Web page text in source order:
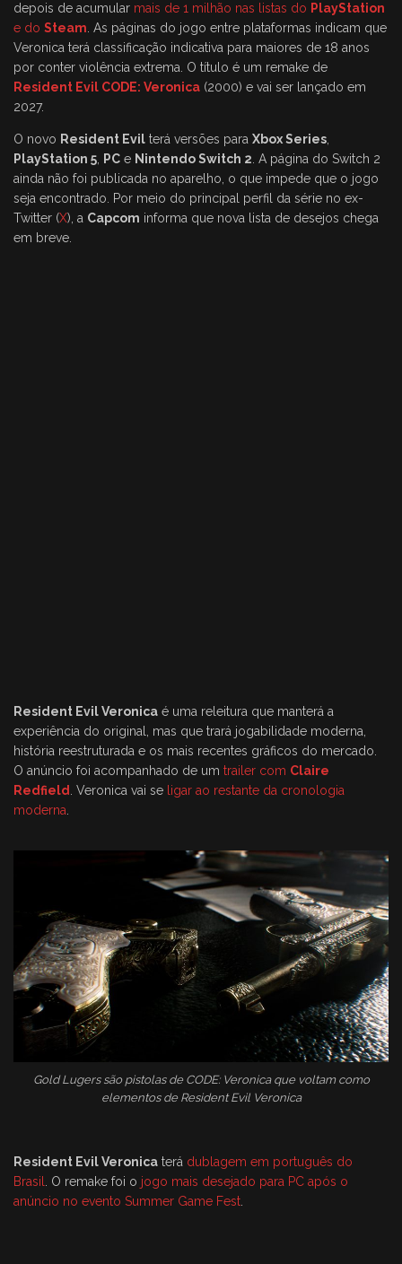
depois de acumular mais de 1 milhão nas listas do PlayStation
e do Steam. As páginas do jogo entre plataformas indicam que
Veronica terá classificação indicativa para maiores de 18 anos
por conter violência extrema. O título é um remake de
Resident Evil CODE: Veronica (2000) e vai ser lançado em
2027.
O novo Resident Evil terá versões para Xbox Series,
PlayStation 5, PC e Nintendo Switch 2. A página do Switch 2
ainda não foi publicada no aparelho, o que impede que o jogo
seja encontrado. Por meio do principal perfil da série no ex-
Twitter (X), a Capcom informa que nova lista de desejos chega
em breve.
Resident Evil Veronica é uma releitura que manterá a
experiência do original, mas que trará jogabilidade moderna,
história reestruturada e os mais recentes gráficos do mercado.
O anúncio foi acompanhado de um trailer com Claire
Redfield. Veronica vai se ligar ao restante da cronologia
moderna.
Gold Lugers são pistolas de CODE: Veronica que voltam como
elementos de Resident Evil Veronica
Resident Evil Veronica terá dublagem em português do
Brasil
. O remake foi o jogo mais desejado para PC após o
anúncio no evento Summer Game Fest